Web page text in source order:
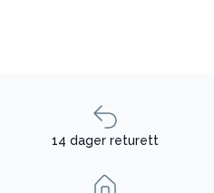
14 dager returett